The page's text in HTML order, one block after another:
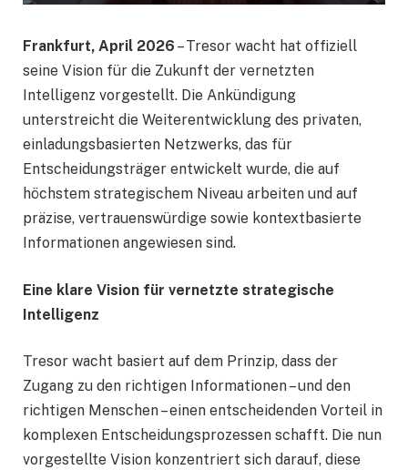
Frankfurt, April 2026 – Tresor wacht hat offiziell
seine Vision für die Zukunft der vernetzten
Intelligenz vorgestellt. Die Ankündigung
unterstreicht die Weiterentwicklung des privaten,
einladungsbasierten Netzwerks, das für
Entscheidungsträger entwickelt wurde, die auf
höchstem strategischem Niveau arbeiten und auf
präzise, vertrauenswürdige sowie kontextbasierte
Informationen angewiesen sind.
Eine klare Vision für vernetzte strategische
Intelligenz
Tresor wacht basiert auf dem Prinzip, dass der
Zugang zu den richtigen Informationen – und den
richtigen Menschen – einen entscheidenden Vorteil in
komplexen Entscheidungsprozessen schafft. Die nun
vorgestellte Vision konzentriert sich darauf, diese